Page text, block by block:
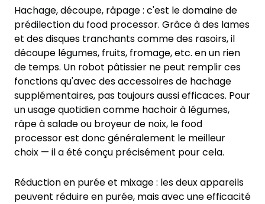
Hachage, découpe, râpage : c'est le domaine de
prédilection du food processor. Grâce à des lames
et des disques tranchants comme des rasoirs, il
découpe légumes, fruits, fromage, etc. en un rien
de temps. Un robot pâtissier ne peut remplir ces
fonctions qu'avec des accessoires de hachage
supplémentaires, pas toujours aussi efficaces. Pour
un usage quotidien comme hachoir à légumes,
râpe à salade ou broyeur de noix, le food
processor est donc généralement le meilleur
choix — il a été conçu précisément pour cela.
Réduction en purée et mixage : les deux appareils
peuvent réduire en purée, mais avec une efficacité